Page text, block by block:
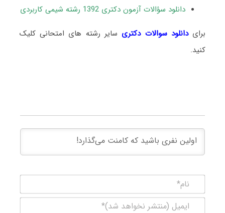
دانلود سؤالات آزمون دکتری 1392 رشته شیمی کاربردی
برایدانلود سوالات دکتری سایر رشته های امتحانی کلیک
کنید.